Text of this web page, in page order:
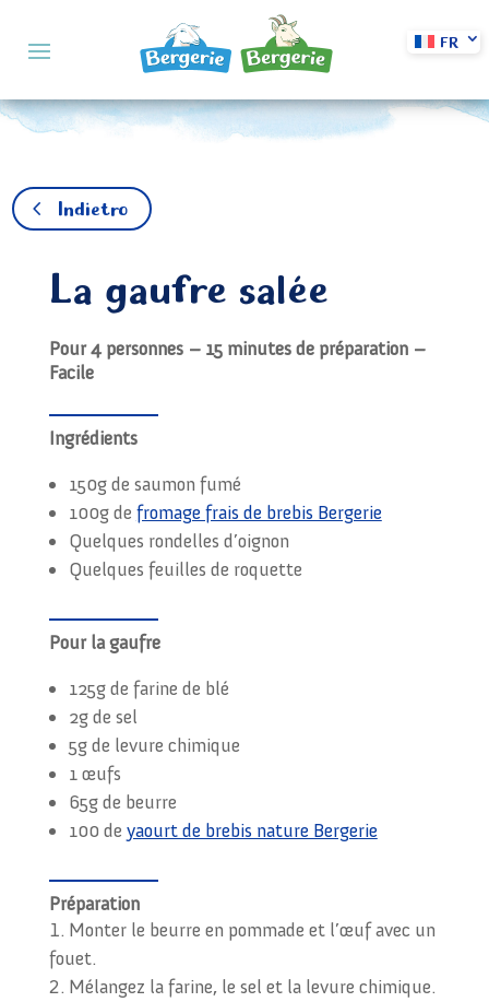
FR
Indietro
La gaufre salée
Pour 4 personnes – 15 minutes de préparation –
Facile
Ingrédients
150g de saumon fumé
100g de fromage frais de brebis Bergerie
Quelques rondelles d’oignon
Quelques feuilles de roquette
Pour la gaufre
125g de farine de blé
2g de sel
5g de levure chimique
1 œufs
65g de beurre
100 de yaourt de brebis nature Bergerie
Préparation
Monter le beurre en pommade et l’œuf avec un
fouet.
Mélangez la farine, le sel et la levure chimique.